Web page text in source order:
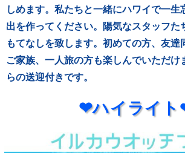
しめます。 私たちと一緒にハワイで一生
出を作ってください。 陽気なスタッフた
もてなしを致します。初めての方、友達
ご家族、一人旅の方も楽しんでいただけ
らの送迎付きです。
❤︎ハイライト